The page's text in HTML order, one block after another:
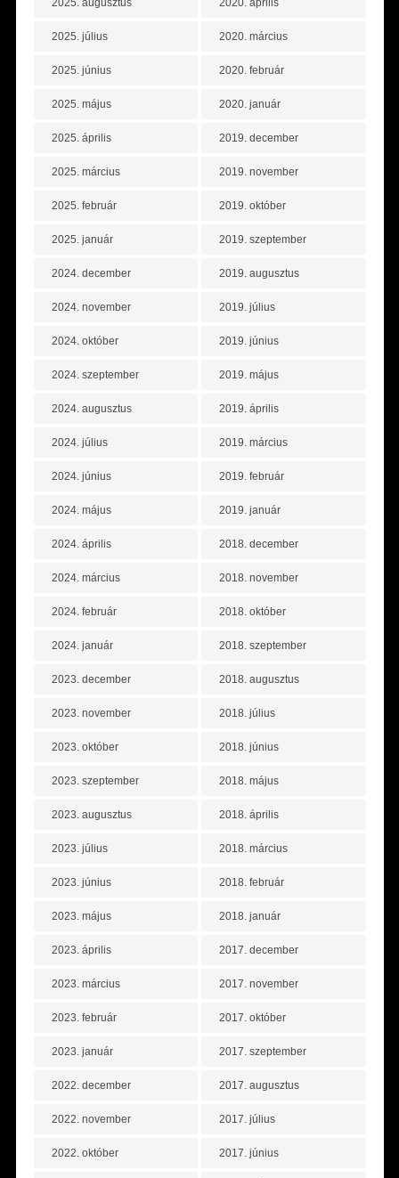
2025. augusztus
2025. július
2025. június
2025. május
2025. április
2025. március
2025. február
2025. január
2024. december
2024. november
2024. október
2024. szeptember
2024. augusztus
2024. július
2024. június
2024. május
2024. április
2024. március
2024. február
2024. január
2023. december
2023. november
2023. október
2023. szeptember
2023. augusztus
2023. július
2023. június
2023. május
2023. április
2023. március
2023. február
2023. január
2022. december
2022. november
2022. október
2020. április
2020. március
2020. február
2020. január
2019. december
2019. november
2019. október
2019. szeptember
2019. augusztus
2019. július
2019. június
2019. május
2019. április
2019. március
2019. február
2019. január
2018. december
2018. november
2018. október
2018. szeptember
2018. augusztus
2018. július
2018. június
2018. május
2018. április
2018. március
2018. február
2018. január
2017. december
2017. november
2017. október
2017. szeptember
2017. augusztus
2017. július
2017. június